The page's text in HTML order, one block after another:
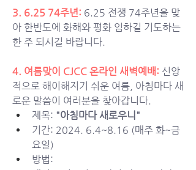
3. 6.25 74주년: 6.25 전쟁 74주년을 맞
아 한반도에 화해와 평화 임하길 기도하는
한 주 되시길 바랍니다.
4. 여름맞이 CJCC 온라인 새벽예배: 신앙
적으로 해이해지기 쉬운 여름, 아침마다 새
로운 말씀이 여러분을 찾아갑니다.
제목: "아침마다 새로우니"
기간: 2024. 6.4~8.16 (매주 화~금
요일)
방법: